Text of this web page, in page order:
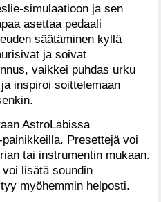
simulaatioon ja sen
asettaa pedaali
säätäminen kyllä
ja soivat
vaikkei puhdas urku
inspiroi soittelemaan
AstroLabissa
Presettejä voi
tai instrumentin mukaan.
lisätä soundin
myöhemmin helposti.